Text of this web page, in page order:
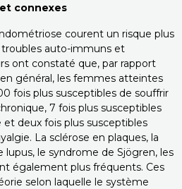
connexes
courent un risque plus
auto-immuns et
ont constaté que, par rapport
général, les femmes atteintes
fois plus susceptibles de souffrir
7 fois plus susceptibles
deux fois plus susceptibles
La sclérose en plaques, la
le syndrome de Sjögren, les
également plus fréquents. Ces
selon laquelle le système